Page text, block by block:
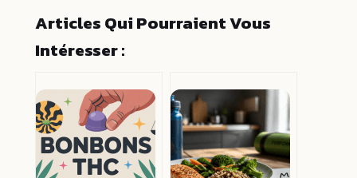
Articles Qui Pourraient Vous
Intéresser :